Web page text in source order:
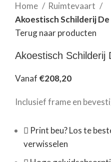
Home
Ruimtevaart
Akoestisch Schilderij
Terug naar producten
Akoestisch Schilderij
Vanaf €208,20
Inclusief frame en
Print beu? Los te
verwisselen